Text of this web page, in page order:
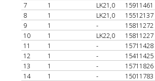
7
1 LK21,0 15911461
8
1 LK21,0 15512137
9
1 - 15811272
10
1 LK22,0 15811227
11
1 - 15711428
12
1 - 15411425
13
1 - 15711826
14
1 - 15011783